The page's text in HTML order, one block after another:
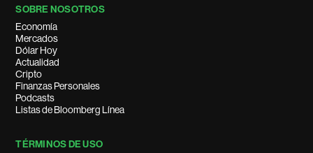
SOBRE NOSOTROS
Economía
Mercados
Dólar Hoy
Actualidad
Cripto
Finanzas Personales
Podcasts
Listas de Bloomberg Línea
TÉRMINOS DE USO